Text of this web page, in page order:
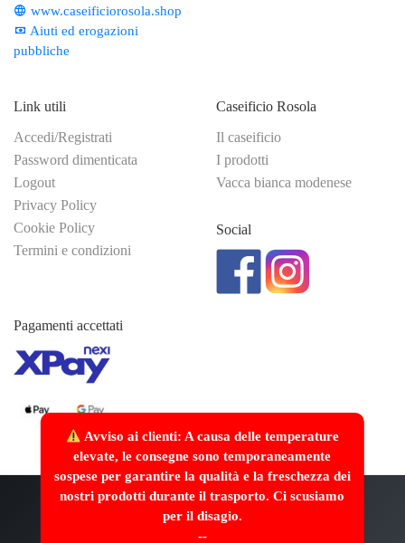
Avviso ai clienti: A causa delle temperature
elevate, le consegne sono temporaneamente
sospese per garantire la qualità e la freschezza dei
nostri prodotti durante il trasporto. Ci scusiamo
per il disagio.
--
www.caseificiorosola.shop
Aiuti ed erogazioni
pubbliche
Link utili
Accedi/Registrati
Password dimenticata
Logout
Privacy Policy
Cookie Policy
Termini e condizioni
Caseificio Rosola
Il caseificio
I prodotti
Vacca bianca modenese
Social
Pagamenti accettati
/> by Webscriptum